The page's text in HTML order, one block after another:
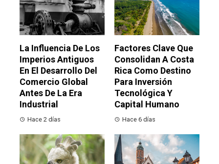
La Influencia De Los
Imperios Antiguos
En El Desarrollo Del
Comercio Global
Antes De La Era
Industrial
Hace 2 días
Factores Clave Que
Consolidan A Costa
Rica Como Destino
Para Inversión
Tecnológica Y
Capital Humano
Hace 6 días